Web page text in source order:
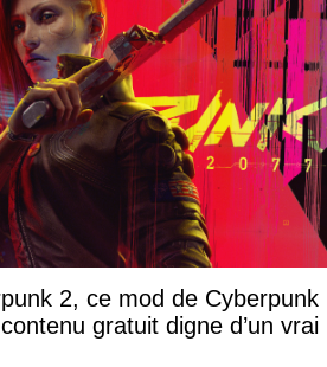
2, ce mod de Cyberpunk
gratuit digne d’un vrai